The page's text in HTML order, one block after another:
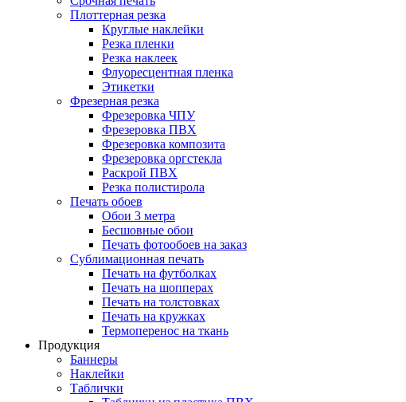
Плоттерная резка
Круглые наклейки
Резка пленки
Резка наклеек
Флуоресцентная пленка
Этикетки
Фрезерная резка
Фрезеровка ЧПУ
Фрезеровка ПВХ
Фрезеровка композита
Фрезеровка оргстекла
Раскрой ПВХ
Резка полистирола
Печать обоев
Обои 3 метра
Бесшовные обои
Печать фотообоев на заказ
Сублимационная печать
Печать на футболках
Печать на шопперах
Печать на толстовках
Печать на кружках
Термоперенос на ткань
Продукция
Баннеры
Наклейки
Таблички